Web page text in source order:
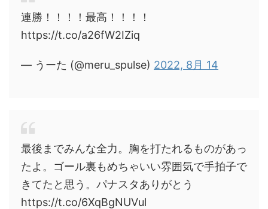
連勝！！！！最高！！！！
https://t.co/a26fW2IZiq
— うーた (@meru_spulse) 2022, 8月 14
最後までみんな全力。胸を打たれるものがあっ
たよ。ゴール裏もめちゃいい雰囲気で手拍子で
きてたと思う。パナスタありがとう
https://t.co/6XqBgNUVul